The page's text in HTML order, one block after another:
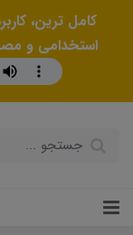
کامل ترین،
استخدامی و